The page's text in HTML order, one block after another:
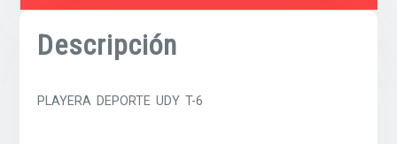
Descripción
PLAYERA DEPORTE UDY T-6